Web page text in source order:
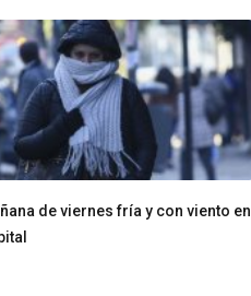
de viernes fría y con viento en